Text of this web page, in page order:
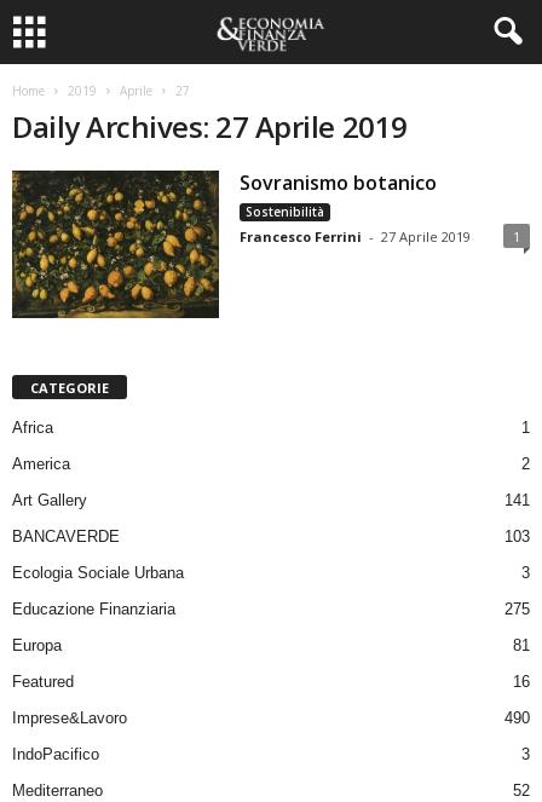
Home 2019 Aprile 27
Daily Archives: 27 Aprile 2019
Sovranismo botanico
Sostenibilità
Francesco Ferrini - 27 Aprile 2019 1
CATEGORIE
Africa
1
America
2
Art Gallery
141
BANCAVERDE
103
Ecologia Sociale Urbana
3
Educazione Finanziaria
275
Europa
81
Featured
16
Imprese&Lavoro
490
IndoPacifico
3
Mediterraneo
52